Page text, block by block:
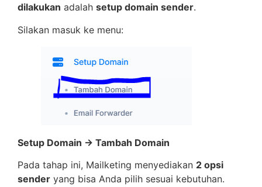
dilakukan adalah setup domain sender.
Silakan masuk ke menu:
Setup Domain → Tambah Domain
Pada tahap ini, Mailketing menyediakan 2 opsi
sender yang bisa Anda pilih sesuai kebutuhan.